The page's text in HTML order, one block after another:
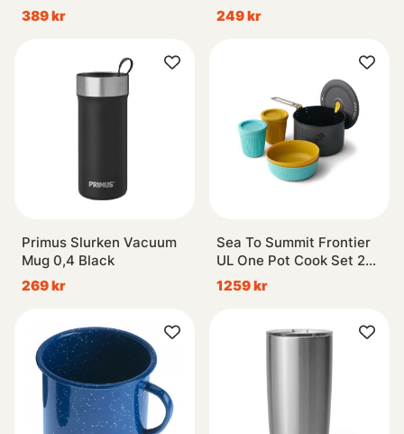
389 kr
249 kr
Primus Slurken Vacuum
Mug 0,4 Black
269 kr
Sea To Summit Frontier
UL One Pot Cook Set 2L,
5pcs
1259 kr